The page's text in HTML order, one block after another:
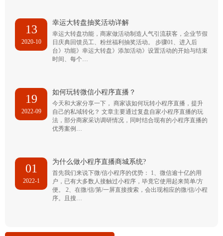
13
2020-10
幸运大转盘抽奖活动详解
幸运大转盘功能，商家做活动制造人气引流获客，企业节假
日庆典回馈员工、粉丝福利抽奖活动。 步骤01、进入后
台》功能》幸运大转盘》添加活动》设置活动的开始与结束
时间、每个…
19
2022-09
如何玩转微信小程序直播？
今天和大家分享一下， 商家该如何玩转小程序直播，提升
自己的私域转化？ 文章主要通过复盘自家小程序直播的玩
法，部分商家采访调研情况，同时结合现有的小程序直播的
优秀案例…
01
2022-1
为什么做小程序直播商城系统?
首先我们来说下微/信小程序的优势： 1、微信逾十亿的用
户，已有大多数人接触过小程序，毕竟它使用起来简单/方
便。 2、在微/信/第/一屏直接搜索，会出现相应的微/信/小程
序。且搜…